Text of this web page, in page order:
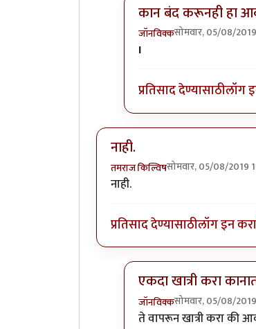
कान बंद करूनही हा
जॉनविक्कसोमवार, 05/08/
In reply to
I
प्रतिसाद देण्यासाठीलॉग
नाही.
तमराज किल्विषसोमवार, 05/08/2019
नाही.
प्रतिसाद देण्यासाठीलॉग इन करा
एकदा खात्री करा
जॉनविक्कसोमवार, 05/08/
In reply toनाही.by
ते वापरून खात्री करा की